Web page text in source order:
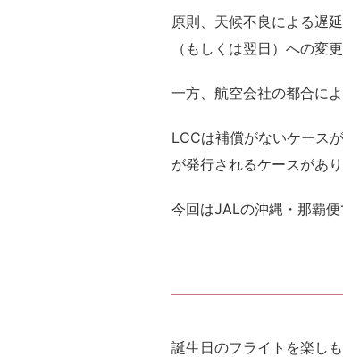
原則、天候不良による遅
（もしくは翌日）への変
一方、航空会社の都合に
LCCは補償がないケース
が発行されるケースがあり
今回はJALの沖縄・那覇便
誕生日のフライトを楽し